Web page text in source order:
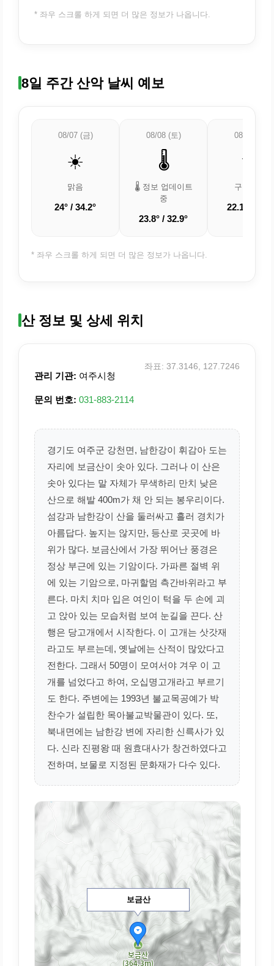
* 좌우 스크롤 하게 되면 더 많은 정보가 나옵니다.
8일 주간 산악 날씨 예보
08/07 (금)
☀️
맑음
24° / 34.2°
08/08 (토)
🌡️
🌡️ 정보 업데이트
중
23.8° / 32.9°
08/09 (일)
🌤️
구름 조금
22.1° /
* 좌우 스크롤 하게 되면 더 많은 정보가 나옵니다.
산 정보 및 상세 위치
관리 기관: 여주시청
문의 번호: 031-883-2114
좌표: 37.3146, 127.7246
경기도 여주군 강천면, 남한강이 휘감아 도는
자리에 보금산이 솟아 있다. 그러나 이 산은
솟아 있다는 말 자체가 무색하리 만치 낮은
산으로 해발 400m가 채 안 되는 봉우리이다.
섬강과 남한강이 산을 둘러싸고 흘러 경치가
아름답다. 높지는 않지만, 등산로 곳곳에 바
위가 많다. 보금산에서 가장 뛰어난 풍경은
정상 부근에 있는 기암이다. 가파른 절벽 위
에 있는 기암으로, 마귀할멈 측간바위라고 부
른다. 마치 치마 입은 여인이 턱을 두 손에 괴
고 앉아 있는 모습처럼 보여 눈길을 끈다. 산
행은 당고개에서 시작한다. 이 고개는 삿갓재
라고도 부르는데, 옛날에는 산적이 많았다고
전한다. 그래서 50명이 모여서야 겨우 이 고
개를 넘었다고 하여, 오십명고개라고 부르기
도 한다. 주변에는 1993년 불교목공예가 박
찬수가 설립한 목아불교박물관이 있다. 또,
북내면에는 남한강 변에 자리한 신륵사가 있
다. 신라 진평왕 때 원효대사가 창건하였다고
전하며, 보물로 지정된 문화재가 다수 있다.
보금산